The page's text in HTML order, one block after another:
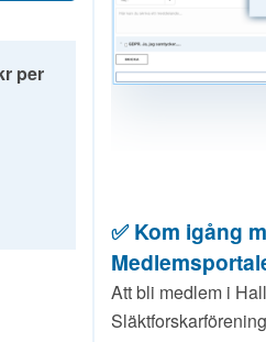
per
✅ Kom igång
Att bli medlem i